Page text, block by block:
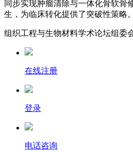
同步实现肿瘤清除与一体化骨软骨
生，为临床转化提供了突破性策略。
组织工程与生物材料学术论坛组
在线注册
登录
电话咨询